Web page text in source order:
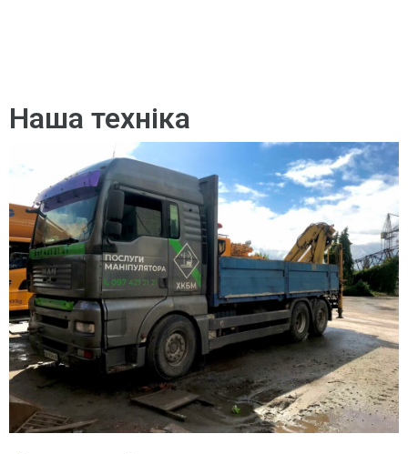
Наша техніка